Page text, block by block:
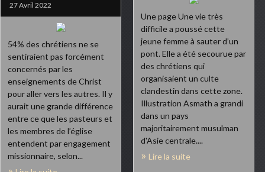
27 Avril 2022
54% des chrétiens ne se
sentiraient pas forcément
concernés par les
enseignements de Christ
pour aller vers les autres. Il y
aurait une grande différence
entre ce que les pasteurs et
les membres de l’église
entendent par engagement
missionnaire, selon...
Une page Une vie très
difficile a poussé cette
jeune femme à sauter d’un
pont. Elle a été secourue par
des chrétiens qui
organisaient un culte
clandestin dans cette zone.
Illustration Asmath a grandi
dans un pays
majoritairement musulman
d'Asie centrale....
Lire la suite